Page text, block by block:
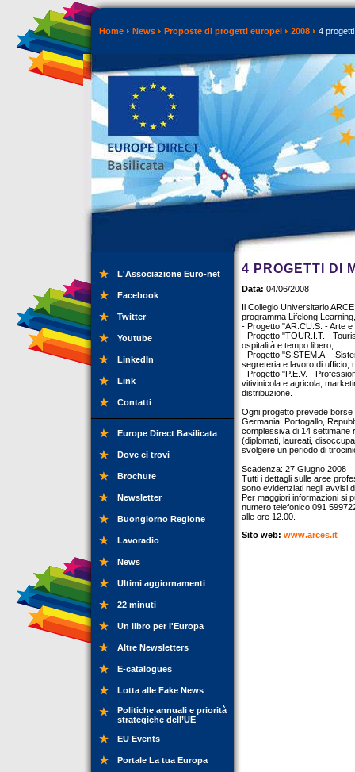
Home News Proposte di progetti europei 2008 4
L'Associazione Euro-net
Facebook
Twitter
Youtube
LinkedIn
Link
Contatti
Europe Direct Basilicata
Dove ci trovi
Brochure
Newsletter
Buongiorno Regione
Lavoradio
News
Ultimi aggiornamenti
22 minuti
Un libro per l'Europa
Altre Newsletters
E-catalogues
Lotta alle Fake News
Politiche annuali e priorità
strategiche dell’UE
EU Events
Portale La tua Europa
4 PROGETTI DI
Data: 04/06/2008
Il Collegio Universitario
programma Lifelong
- Progetto "AR.CU.S. - Arte
- Progetto "TOUR.I.T. -
ospitalità e tempo libero;
- Progetto "SISTEM.A. -
segreteria e lavoro di ufficio,
- Progetto "P.E.V. -
vitivinicola e agricola,
distribuzione.
Ogni progetto prevede borse
Germania, Portogallo,
complessiva di 14 settimane
(diplomati, laureati,
svolgere un periodo di
Scadenza: 27 Giugno 2008
Tutti i dettagli sulle aree
sono evidenziati negli avvisi
Per maggiori informazioni si
numero telefonico 091
alle ore 12.00.
Sito web: www.arces.it